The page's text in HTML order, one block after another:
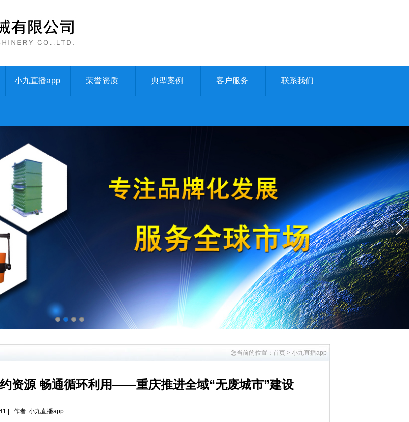
小九直播app 荣誉资质 典型案例 客户服务 联系我们
您当前的位置： 首页 > 小九直播app
资源 畅通循环利用——重庆推进全域“无废城市”建设
| 作者: 小九直播app